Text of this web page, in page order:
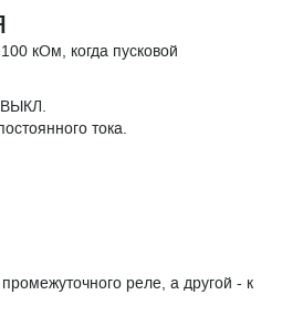
кОм, когда пусковой
ВЫКЛ.
тока.
реле, а другой - к